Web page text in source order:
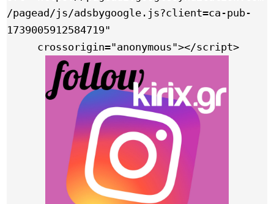
/pagead/js/adsbygoogle.js?client=ca-pub-
1739005912584719"
     crossorigin="anonymous"></script>